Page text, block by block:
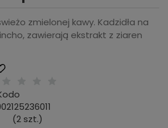
zmielonej kawy. Kadzidła na
zawierają ekstrakt z ziaren
(2 szt.)